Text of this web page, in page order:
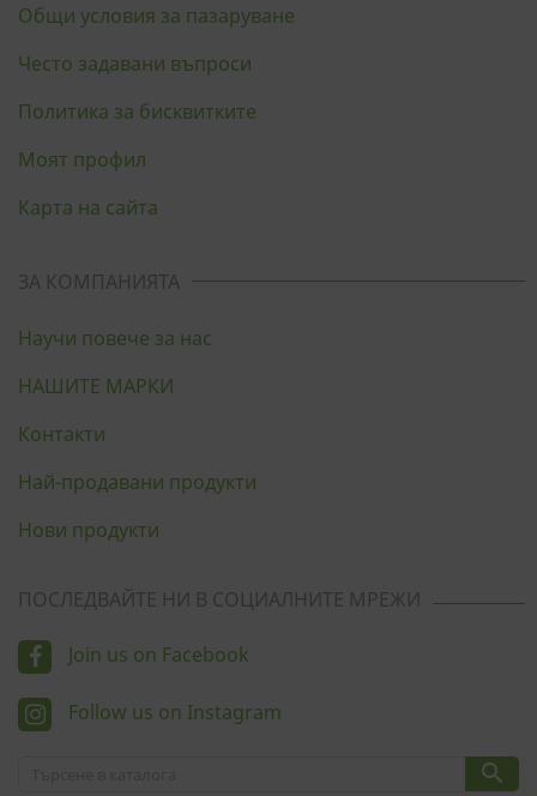
Общи условия за пазаруване
Често задавани въпроси
Политика за бисквитките
Моят профил
Карта на сайта
ЗА КОМПАНИЯТА
Научи повече за нас
НАШИТЕ МАРКИ
Контакти
Най-продавани продукти
Нови продукти
ПОСЛЕДВАЙТЕ НИ В СОЦИАЛНИТЕ МРЕЖИ
Join us on Facebook
Follow us on Instagram
